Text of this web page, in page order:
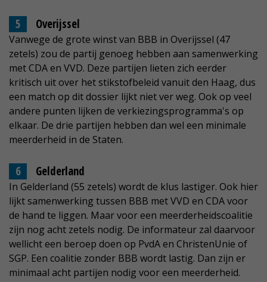
Overijssel
Vanwege de grote winst van BBB in Overijssel (47
zetels) zou de partij genoeg hebben aan samenwerking
met CDA en VVD. Deze partijen lieten zich eerder
kritisch uit over het stikstofbeleid vanuit den Haag, dus
een match op dit dossier lijkt niet ver weg. Ook op veel
andere punten lijken de verkiezingsprogramma's op
elkaar. De drie partijen hebben dan wel een minimale
meerderheid in de Staten.
Gelderland
In Gelderland (55 zetels) wordt de klus lastiger. Ook hier
lijkt samenwerking tussen BBB met VVD en CDA voor
de hand te liggen. Maar voor een meerderheidscoalitie
zijn nog acht zetels nodig. De informateur zal daarvoor
wellicht een beroep doen op PvdA en ChristenUnie of
SGP. Een coalitie zonder BBB wordt lastig. Dan zijn er
minimaal acht partijen nodig voor een meerderheid.